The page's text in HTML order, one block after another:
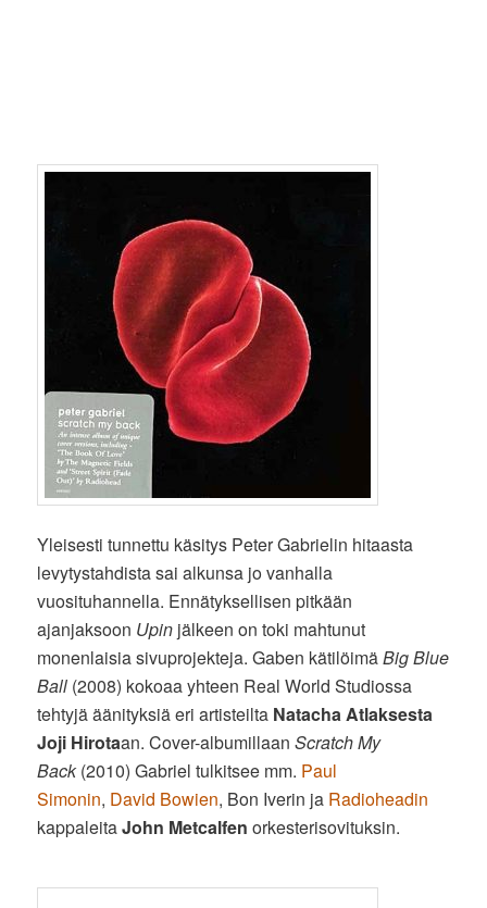
Yleisesti tunnettu käsitys Peter Gabrielin hitaasta
levytystahdista sai alkunsa jo vanhalla
vuosituhannella. Ennätyksellisen pitkään
ajanjaksoon Upin jälkeen on toki mahtunut
monenlaisia sivuprojekteja. Gaben kätilöimäBig Blue
Ball (2008) kokoaa yhteen Real World Studiossa
tehtyjä äänityksiä eri artisteilta Natacha Atlaksesta
Joji Hirotaan. Cover-albumillaanScratch My
Back(2010) Gabriel tulkitsee mm. Paul
Simonin, David Bowien, Bon Iverin ja Radioheadin
kappaleitaJohn Metcalfen orkesterisovituksin.